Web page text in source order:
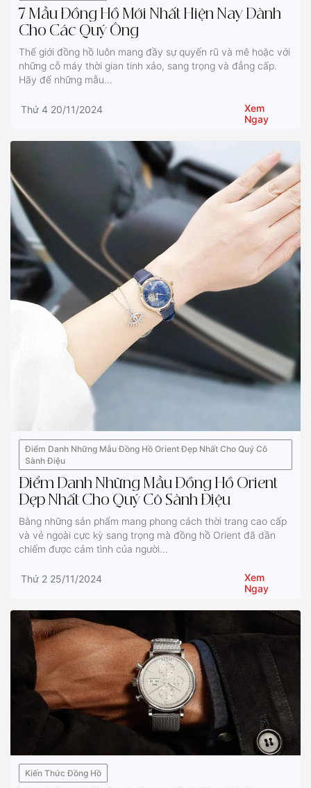
7 Mẫu Đồng Hồ Mới Nhất Hiện Nay Dành
Cho Các Quý Ông
Thế giới đồng hồ luôn mang đầy sự quyến rũ và mê hoặc với
những cỗ máy thời gian tinh xảo, sang trọng và đẳng cấp.
Hãy để những mẫu...
Thứ 4 20/11/2024
Xem
Ngay
Điểm Danh Những Mẫu Đồng Hồ Orient Đẹp Nhất Cho Quý Cô
Sành Điệu
Điểm Danh Những Mẫu Đồng Hồ Orient
Đẹp Nhất Cho Quý Cô Sành Điệu
Bằng những sản phẩm mang phong cách thời trang cao cấp
và vẻ ngoài cực kỳ sang trọng mà đồng hồ Orient đã dần
chiếm được cảm tình của người...
Thứ 2 25/11/2024
Xem
Ngay
Kiến Thức Đồng Hồ